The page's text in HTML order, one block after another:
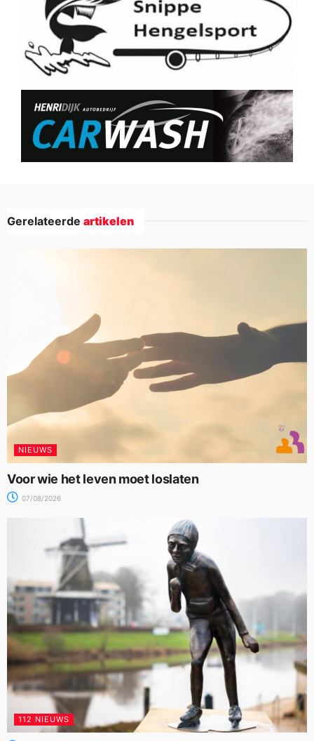
Gerelateerde artikelen
NIEUWS
Voor wie het leven moet loslaten
07/08/2026
112 NIEUWS